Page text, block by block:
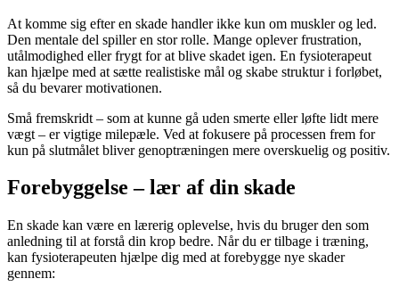
At komme sig efter en skade handler ikke kun om muskler og led.
Den mentale del spiller en stor rolle. Mange oplever frustration,
utålmodighed eller frygt for at blive skadet igen. En fysioterapeut
kan hjælpe med at sætte realistiske mål og skabe struktur i forløbet,
så du bevarer motivationen.
Små fremskridt – som at kunne gå uden smerte eller løfte lidt mere
vægt – er vigtige milepæle. Ved at fokusere på processen frem for
kun på slutmålet bliver genoptræningen mere overskuelig og positiv.
Forebyggelse – lær af din skade
En skade kan være en lærerig oplevelse, hvis du bruger den som
anledning til at forstå din krop bedre. Når du er tilbage i træning,
kan fysioterapeuten hjælpe dig med at forebygge nye skader
gennem: